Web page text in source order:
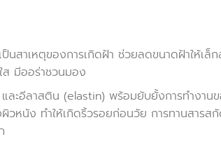
สาเหตุของการเกิดฝ้า ช่วยลดขนาดฝ้าให้เล็
ส มีออร่าชวนมอง
ละอีลาสติน (elastin) พร้อมยับยั้งการทำงาน
วหนัง ทำให้เกิดริ้วรอยก่อนวัย การทานสารส